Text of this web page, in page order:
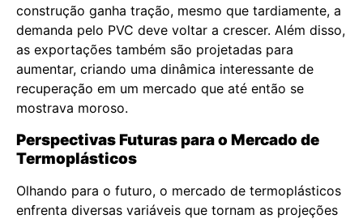
construção ganha tração, mesmo que tardiamente, a
demanda pelo PVC deve voltar a crescer. Além disso,
as exportações também são projetadas para
aumentar, criando uma dinâmica interessante de
recuperação em um mercado que até então se
mostrava moroso.
Perspectivas Futuras para o Mercado de
Termoplásticos
Olhando para o futuro, o mercado de termoplásticos
enfrenta diversas variáveis que tornam as projeções